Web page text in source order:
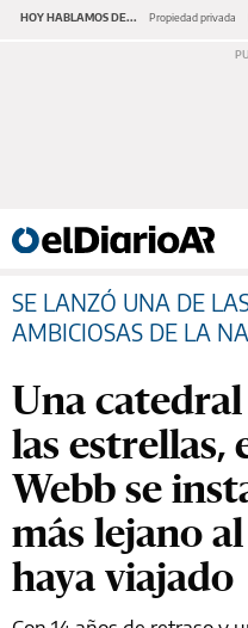
HOY HABLAMOS DE... Propiedad privada
SE LANZÓ UNA DE
AMBICIOSAS DE LA
Una
las estrellas,
Webb se
más lejano
haya viajado